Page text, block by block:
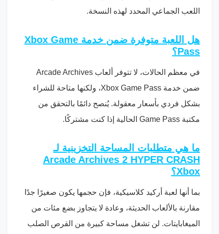
اللعب الجماعي المحدد لهذه النسخة.
هل اللعبة متوفرة ضمن خدمة Xbox Game
Pass؟
في معظم الحالات، لا تتوفر ألعاب Arcade Archives
ضمن خدمة Xbox Game Pass، ولكنها متاحة للشراء
بشكل فردي بأسعار معقولة. يُنصح دائمًا بالتحقق من
مكتبة Game Pass الحالية إذا كنت مشتركًا.
ما هي متطلبات المساحة التخزينية لـ
Arcade Archives 2 HYPER CRASH
Xbox؟
بما أنها لعبة أركيد كلاسيكية، فإن حجمها يكون صغيرًا جدًا
مقارنة بالألعاب الحديثة، وعادة لا يتجاوز بضع مئات من
الميغابايتات. لن تشغل مساحة كبيرة من القرص الصلب